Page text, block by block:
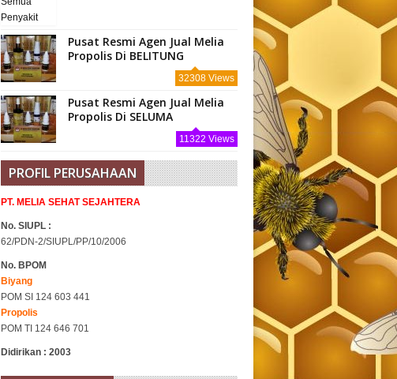
Pusat Resmi Agen Jual Melia
Propolis Di BELITUNG
32308 Views
Pusat Resmi Agen Jual Melia
Propolis Di SELUMA
11322 Views
PROFIL PERUSAHAAN
PT. MELIA SEHAT SEJAHTERA
No. SIUPL :
62/PDN-2/SIUPL/PP/10/2006
No. BPOM
Biyang
POM SI 124 603 441
Propolis
POM TI 124 646 701
Didirikan : 2003